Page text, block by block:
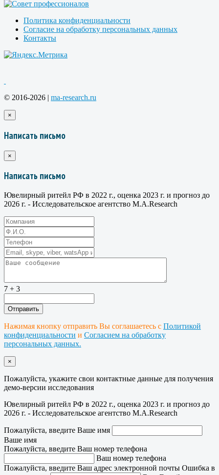
Политика конфиденциальности
Согласие на обработку персональных данных
Контакты
© 2016-2026 | ma-research.ru
×
Написать письмо
×
Написать письмо
Ювелирный ритейл РФ в 2022 г., оценка 2023 г. и прогноз до
2026 г. - Исследовательское агентство M.A.Research
7 + 3
Нажимая кнопку отправить Вы соглашаетесь с Политикой
конфиденциальности и Согласием на обработку
персональных данных.
×
Пожалуйста, укажите свои контактные данные для получения
демо-версии исследования
Ювелирный ритейл РФ в 2022 г., оценка 2023 г. и прогноз до
2026 г. - Исследовательское агентство M.A.Research
Пожалуйста, введите Ваше имя
Ваше имя
Пожалуйста, введите Ваш номер телефона
Ваш номер телефона
Пожалуйста, введите Ваш адрес электронной почты Ошибка в